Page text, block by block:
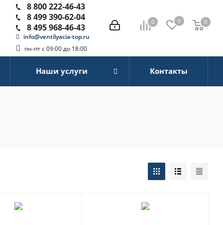
0 0 0
0
8 800 222-46-43
8 499 390-62-04
8 495 968-46-43
info@ventilyacia-top.ru
пн-пт с 09:00 до 18:00
Наши услуги Контакты